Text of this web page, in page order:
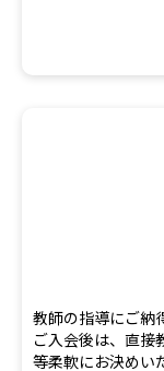
教師の指導にご納
ご入会後は、直接
等柔軟にお決めい